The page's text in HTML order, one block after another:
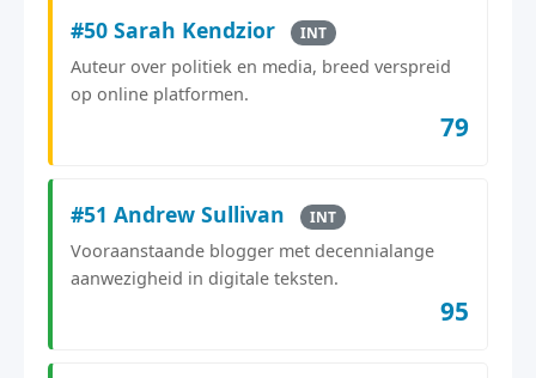
#50 Sarah Kendzior INT
Auteur over politiek en media, breed verspreid
op online platformen.
79
#51 Andrew Sullivan INT
Vooraanstaande blogger met decennialange
aanwezigheid in digitale teksten.
95